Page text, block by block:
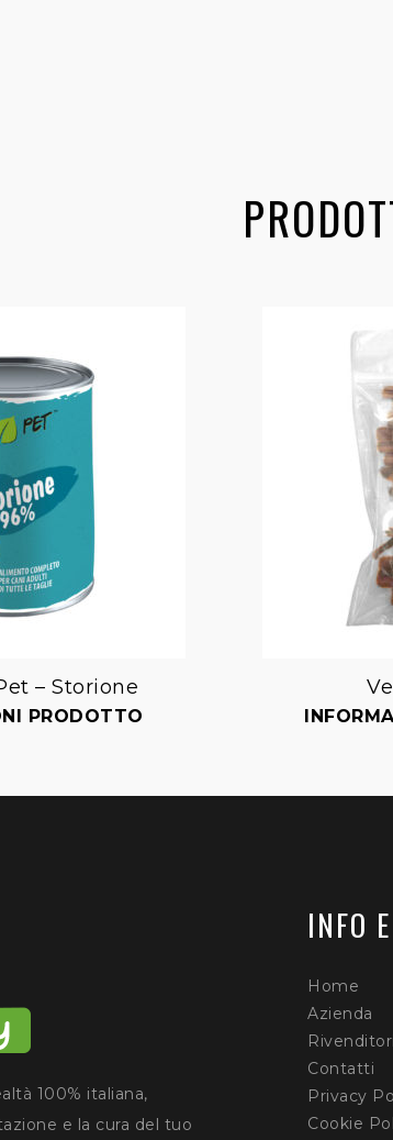
– Storione
PRODOTTO
100% italiana,
e la cura del tuo
INFO
Home
Azienda
Rivenditori
Contatti
Privacy
Cookie